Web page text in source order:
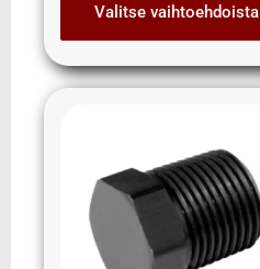
Jäähdytys
Jäähdyttimet
Termostaatit
Jarrujärjestelmä
Kemikaalit
Valitse vaihtoehdoista